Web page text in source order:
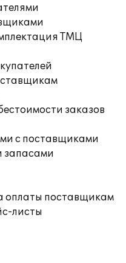
ТМЦ
заказов
с поставщиками
запасами
поставщикам
листы